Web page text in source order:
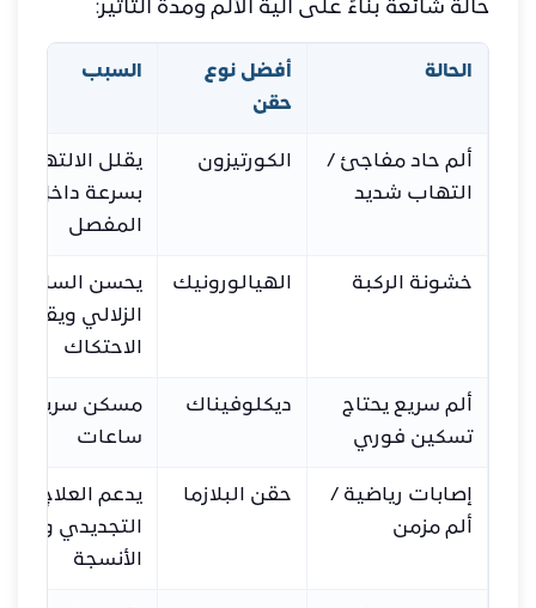
حالة شائعة بناءً على آلية الألم ومدة التأثير:
الحالة
أفضل نوع
حقن
السبب
ألم حاد مفاجئ /
التهاب شديد
الكورتيزون
يقلل الالتهاب
بسرعة داخل
المفصل
خشونة الركبة الهيالورونيك
يحسن السائل
الزلالي ويقلل
الاحتكاك
ألم سريع يحتاج
تسكين فوري
ديكلوفيناك
مسكن سريع
ساعات
إصابات رياضية /
ألم مزمن
حقن البلازما
يدعم العلاج
التجديدي
الأنسجة